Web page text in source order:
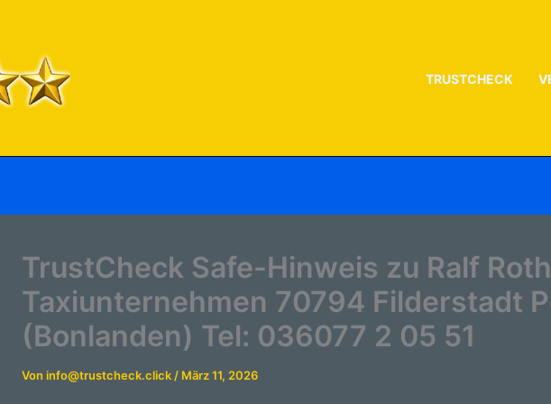
TRUSTCHECK
TrustCheck Safe-Hinweis zu Ralf
Taxiunternehmen 70794 Filderstadt
(Bonlanden) Tel: 036077 2 05 51
Von info@trustcheck.click / März 11, 2026